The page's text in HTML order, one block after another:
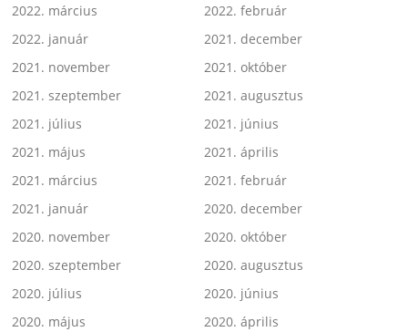
2022. március
2022. február
2022. január
2021. december
2021. november
2021. október
2021. szeptember
2021. augusztus
2021. július
2021. június
2021. május
2021. április
2021. március
2021. február
2021. január
2020. december
2020. november
2020. október
2020. szeptember
2020. augusztus
2020. július
2020. június
2020. május
2020. április